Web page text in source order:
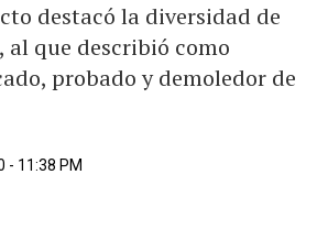
destacó la diversidad de
al que describió como
probado y demoledor de
- 11:38 PM